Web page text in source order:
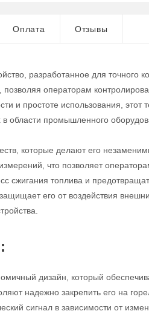
Оплата Отзывы
разработанное для точного
операторам
и простоте использования,
области промышленного
которые делают его
что позволяет
сжигания топлива и
его от воздействия
дизайн, который
надежно закрепить его на
сигнал в зависимости от